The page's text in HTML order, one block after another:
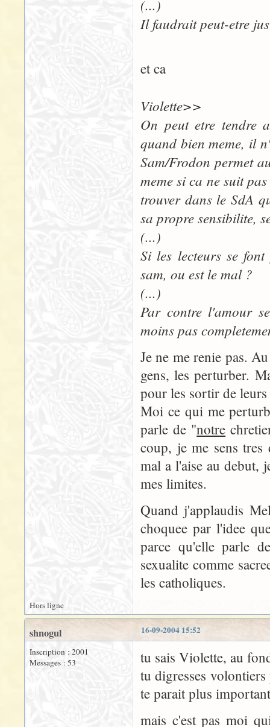
(...)
Il faudrait peut-etre
et ca
Violette>>
On peut etre tendre
quand bien meme, il
Sam/Frodon permet
meme si ca ne suit
trouver dans le SdA
sa propre sensibilite,
(...)
Si les lecteurs se
sam, ou est le mal ?
(...)
Par contre l'amour
moins pas
Je ne me renie pas.
gens, les perturber.
pour les sortir de leurs
Moi ce qui me
parle de "notre
coup, je me sens
mal a l'aise au debut,
mes limites.
Quand j'applaudis
choquee par l'idee
parce qu'elle parle
sexualite comme
les catholiques.
Hors ligne
16-09-2004 15:52
shnogul
Inscription : 2001
Messages : 53
tu sais Violette, au
tu digresses
te parait plus
mais c'est pas moi